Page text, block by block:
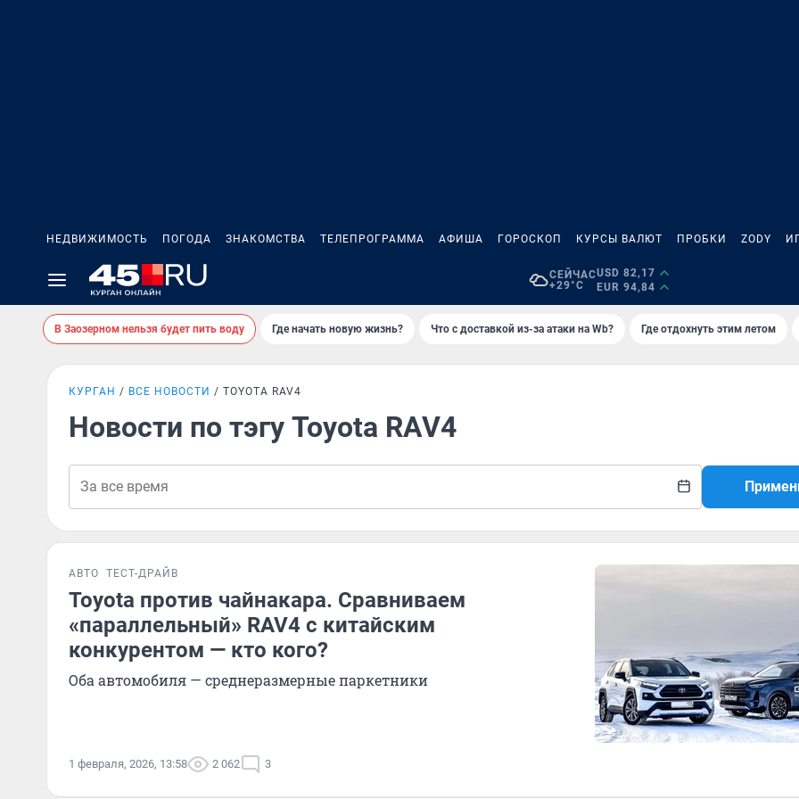
НЕДВИЖИМОСТЬ ПОГОДА ЗНАКОМСТВА ТЕЛЕПРОГРАММА АФИША ГОРОСКОП КУРСЫ ВАЛЮТ ПРОБКИ ZODY
СЕЙЧАС
+29°C
USD 82,17
EUR 94,84
В Заозерном нельзя будет пить воду Где начать новую жизнь? Что с доставкой из-за атаки на Wb? Где отдохнуть этим летом
КУРГАН ВСЕ НОВОСТИ TOYOTA RAV4
Новости по тэгу Toyota RAV4
АВТО ТЕСТ-ДРАЙВ
Toyota против чайнакара. Сравниваем
«параллельный» RAV4 с китайским
конкурентом — кто кого?
Оба автомобиля — среднеразмерные паркетники
1 февраля, 2026, 13:58 2 062 3